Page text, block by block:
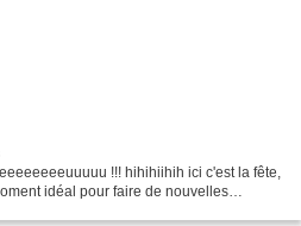
!!! hihihiihih ici c'est la fête,
idéal pour faire de nouvelles